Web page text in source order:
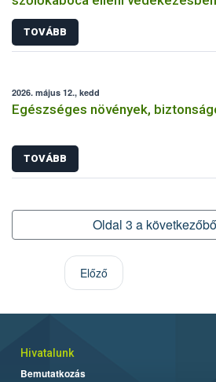
TOVÁBB
2026. május 12., kedd
Egészséges növények,
TOVÁBB
Oldal 3 a
Előző
Hivatalunk
Bemutatkozás